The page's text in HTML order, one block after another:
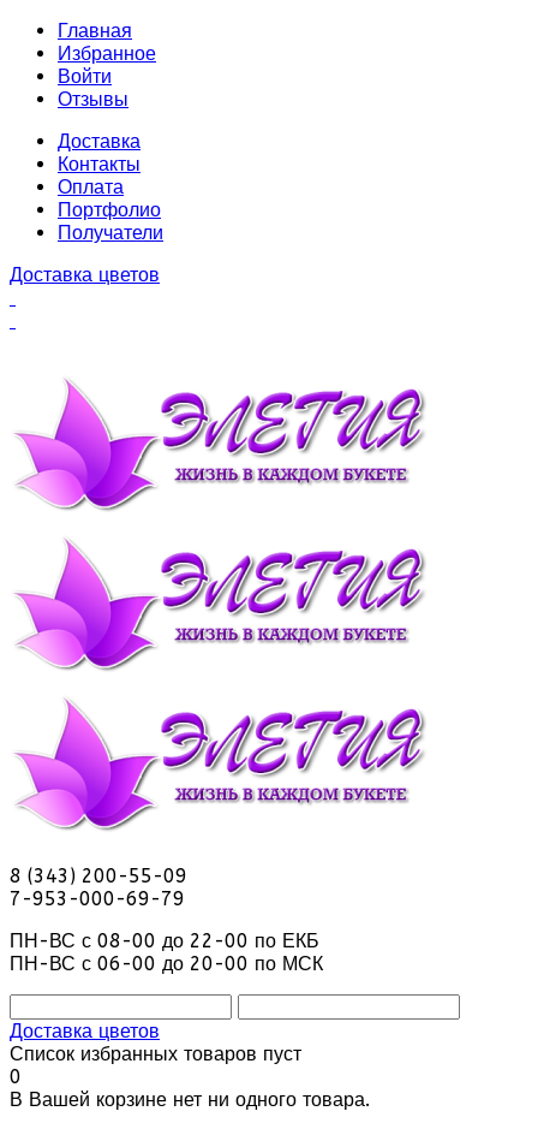
Главная
Избранное
Войти
Отзывы
Доставка
Контакты
Оплата
Портфолио
Получатели
Доставка цветов
8 (343) 200-55-09
7-953-000-69-79
ПН-ВС с 08-00 до 22-00 по ЕКБ
ПН-ВС с 06-00 до 20-00 по МСК
Доставка цветов
Список избранных товаров пуст
0
В Вашей корзине нет ни одного товара.